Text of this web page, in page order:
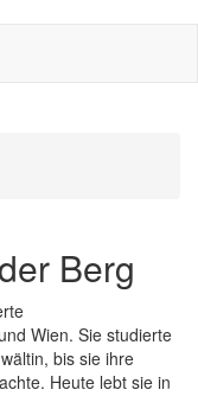
Berg
Wien. Sie studierte
bis sie ihre
Heute lebt sie in